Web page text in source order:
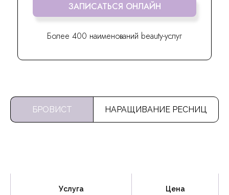
Более 400 наименований beauty-услуг
ЗАПИСАТЬСЯ ОНЛАЙН
БРОВИСТ НАРАЩИВАНИЕ РЕСНИЦ
Услуга Цена